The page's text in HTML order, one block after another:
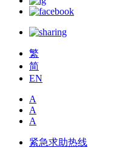
繁
简
EN
A
A
A
紧急求助热线